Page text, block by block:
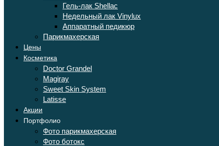
Гель-лак Shellac
Недельный лак Vinylux
Аппаратный педикюр
Парикмахерская
Цены
Косметика
Doctor Grandel
Magiray
Sweet Skin System
Latisse
Акции
Портфолио
Фото парикмахерская
Фото ботокс